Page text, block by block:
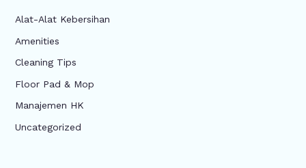
Alat-Alat Kebersihan
Amenities
Cleaning Tips
Floor Pad & Mop
Manajemen HK
Uncategorized